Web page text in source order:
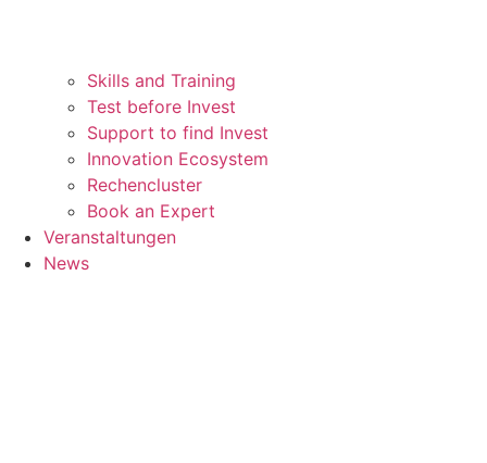
Skills and Training
Test before Invest
Support to find Invest
Innovation Ecosystem
Rechencluster​
Book an Expert
Veranstaltungen
News